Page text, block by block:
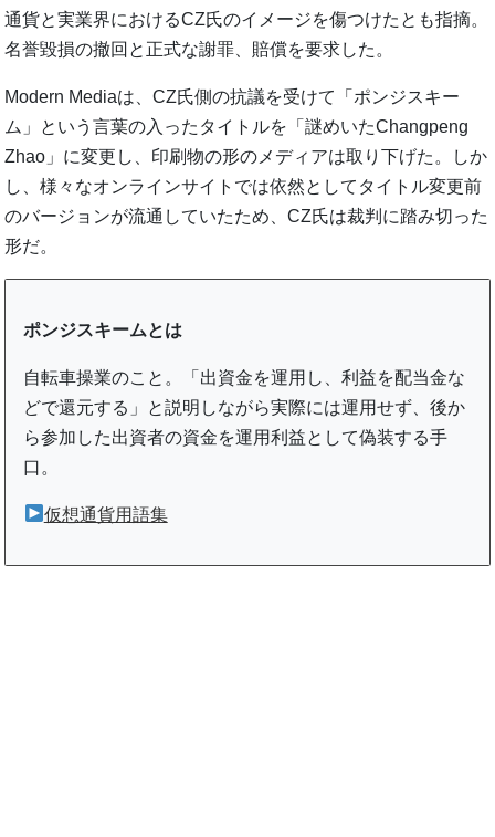
通貨と実業界におけるCZ氏のイメージを傷つけたとも指摘。
名誉毀損の撤回と正式な謝罪、賠償を要求した。
Modern Mediaは、CZ氏側の抗議を受けて「ポンジスキー
ム」という言葉の入ったタイトルを「謎めいたChangpeng
Zhao」に変更し、印刷物の形のメディアは取り下げた。しか
し、様々なオンラインサイトでは依然としてタイトル変更前
のバージョンが流通していたため、CZ氏は裁判に踏み切った
形だ。
ポンジスキームとは
自転車操業のこと。「出資金を運用し、利益を配当金な
どで還元する」と説明しながら実際には運用せず、後か
ら参加した出資者の資金を運用利益として偽装する手
口。
仮想通貨用語集